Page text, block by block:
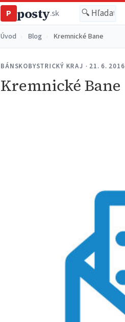
P posty.sk
Úvod Blog Kremnické Bane
BÁNSKOBYSTRICKÝ KRAJ · 21. 6. 2016
Kremnické Bane